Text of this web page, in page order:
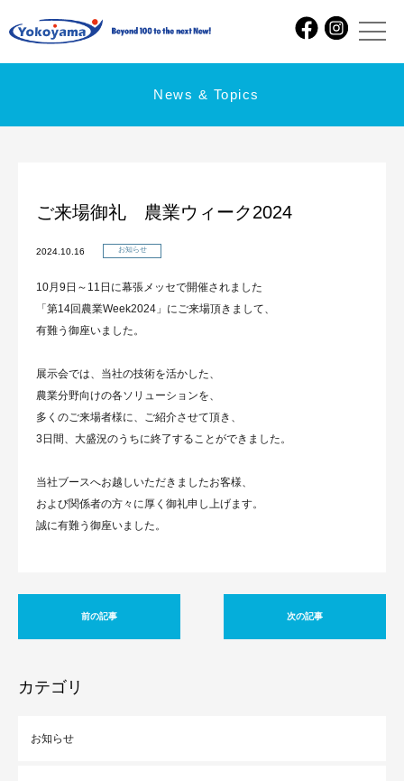
News & Topics
ご来場御礼 農業ウィーク2024
2024.10.16 お知らせ
10月9日～11日に幕張メッセで開催されました
「第14回農業Week2024」にご来場頂きまして、
有難う御座いました。
展示会では、当社の技術を活かした、
農業分野向けの各ソリューションを、
多くのご来場者様に、ご紹介させて頂き、
3日間、大盛況のうちに終了することができました。
当社ブースへお越しいただきましたお客様、
および関係者の方々に厚く御礼申し上げます。
誠に有難う御座いました。
前の記事 次の記事
カテゴリ
お知らせ